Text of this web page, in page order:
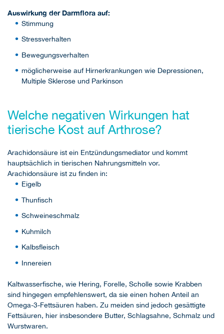
Auswirkung der Darmflora auf:
Stimmung
Stressverhalten
Bewegungsverhalten
möglicherweise auf Hirnerkrankungen wie Depressionen,
Multiple Sklerose und Parkinson
Welche negativen Wirkungen hat
tierische Kost auf Arthrose?
Arachidonsäure ist ein Entzündungsmediator und kommt
hauptsächlich in tierischen Nahrungsmitteln vor.
Arachidonsäure ist zu finden in:
Eigelb
Thunfisch
Schweineschmalz
Kuhmilch
Kalbsfleisch
Innereien
Kaltwasserfische, wie Hering, Forelle, Scholle sowie Krabben
sind hingegen empfehlenswert, da sie einen hohen Anteil an
Omega-3-Fettsäuren haben. Zu meiden sind jedoch gesättigte
Fettsäuren, hier insbesondere Butter, Schlagsahne, Schmalz und
Wurstwaren.